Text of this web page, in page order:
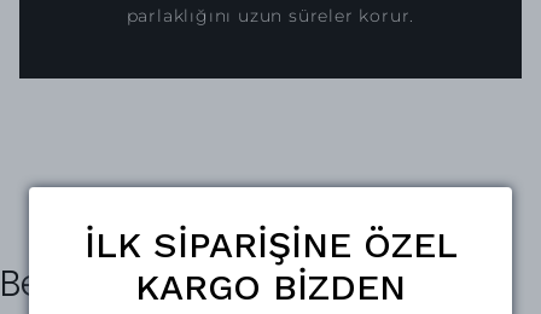
parlaklığını uzun süreler korur.
Benzer Ürünler
İLK SİPARİŞİNE ÖZEL
KARGO BİZDEN